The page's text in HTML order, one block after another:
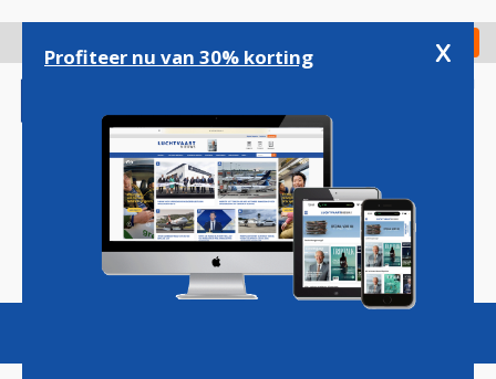
gaan
Check in
Magazine Podcasts Vacatures
Profiteer nu van 30% korting x